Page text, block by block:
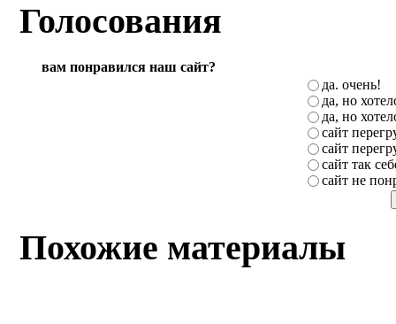
Голосования
вам понравился наш сайт?
да. очень!
да, но
да, но
сайт
сайт
сайт так
сайт не
Похожие материалы